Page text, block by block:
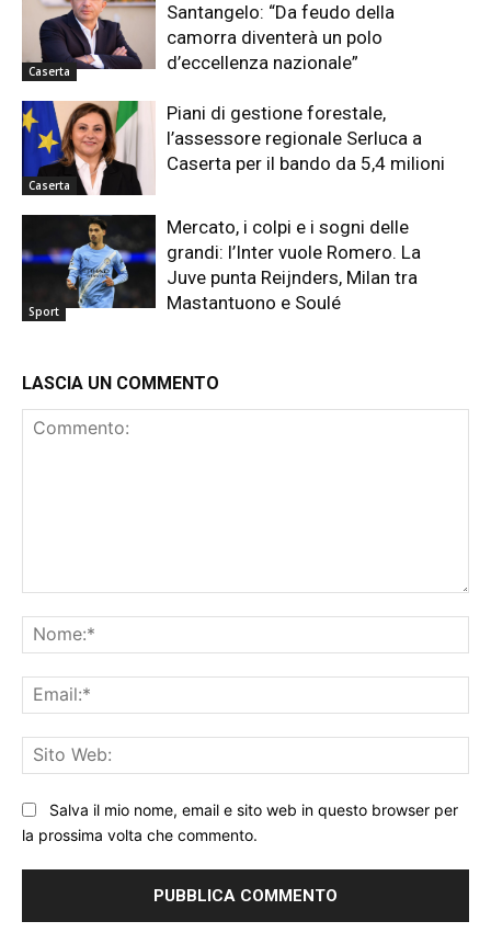
Caserta
Santangelo: “Da feudo della
camorra diventerà un polo
d’eccellenza nazionale”
Caserta
Piani di gestione forestale,
l’assessore regionale Serluca a
Caserta per il bando da 5,4 milioni
Sport
Mercato, i colpi e i sogni delle
grandi: l’Inter vuole Romero. La
Juve punta Reijnders, Milan tra
Mastantuono e Soulé
LASCIA UN COMMENTO
Salva il mio nome, email e sito web in questo browser per
la prossima volta che commento.